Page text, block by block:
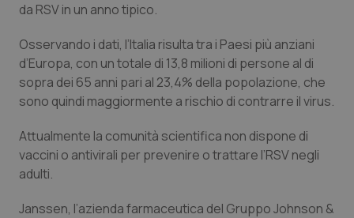
Provincia Autonoma di Bolzano
Provincia Autonoma di Trento
Puglia
Infezioni & Febbre
Ipertensione & Scompenso
Malattie rare
da RSV in un anno tipico.
Osservando i dati, l’Italia risulta tra i Paesi più anziani
d’Europa, con un totale di 13,8 milioni di persone al di
sopra dei 65 anni pari al 23,4% della popolazione, che
sono quindi maggiormente a rischio di contrarre il virus.
Attualmente la comunità scientifica non dispone di
vaccini o antivirali per prevenire o trattare l’RSV negli
adulti.
Janssen, l’azienda farmaceutica del Gruppo Johnson &